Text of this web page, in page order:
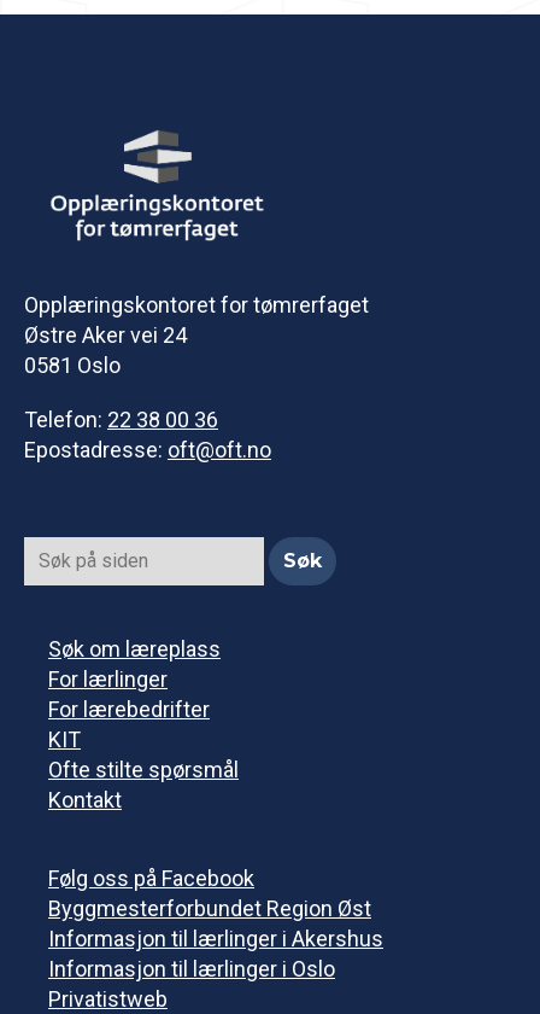
Opplæringskontoret for tømrerfaget
Østre Aker vei 24
0581 Oslo
Telefon: 22 38 00 36
Epostadresse: oft@oft.no
Søk om læreplass
For lærlinger
For lærebedrifter
KIT
Ofte stilte spørsmål
Kontakt
Følg oss på Facebook
Byggmesterforbundet Region Øst
Informasjon til lærlinger i Akershus
Informasjon til lærlinger i Oslo
Privatistweb